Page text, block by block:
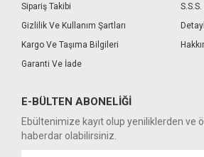
Sipariş Takibi
Gizlilik Ve Kullanım Şartları
Kargo Ve Taşıma Bilgileri
Garanti Ve İade
S.S.S.
E-BÜLTEN ABONELIĞI
Ebültenimize kayıt olup yeniliklerden ve
haberdar olabilirsiniz.